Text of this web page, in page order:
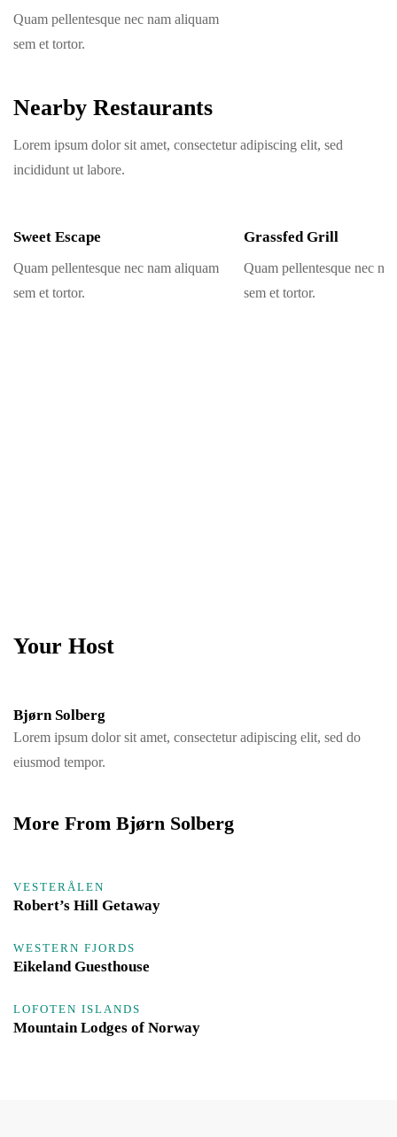
Quam pellentesque nec nam aliquam
sem et tortor.
Nearby Restaurants
Lorem ipsum dolor sit amet, consectetur adipiscing elit, sed
incididunt ut labore.
Sweet Escape
Quam pellentesque nec nam aliquam
sem et tortor.
Grassfed Grill
Quam pellentesque nec
sem et tortor.
Your Host
Bjørn Solberg
Lorem ipsum dolor sit amet, consectetur adipiscing elit, sed do
eiusmod tempor.
More From Bjørn Solberg
VESTERÅLEN
Robert’s Hill Getaway
WESTERN FJORDS
Eikeland Guesthouse
LOFOTEN ISLANDS
Mountain Lodges of Norway